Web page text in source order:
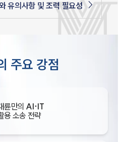
유의사항 및 조력 필요성
주요 강점
륜만의 AI·IT
용 소송 전략